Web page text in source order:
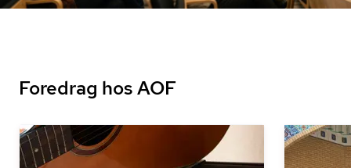
Foredrag hos AOF